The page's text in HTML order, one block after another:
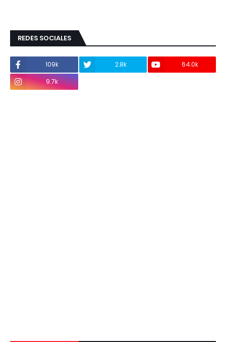
REDES SOCIALES
109k 2.8k
64.0k
9.7k